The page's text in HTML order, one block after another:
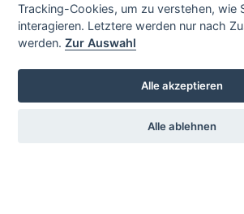
Mitglied
Chronik
Sprache
Tracking-Cookies, um zu verstehen, wie
interagieren. Letztere werden nur nach
werden.Zur Auswahl
Alle akzeptieren
Alle ablehnen